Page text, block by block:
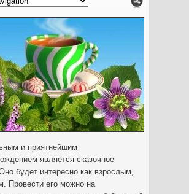
и приятнейшим
является сказочное
будет интересно как взрослым,
Провести его можно на